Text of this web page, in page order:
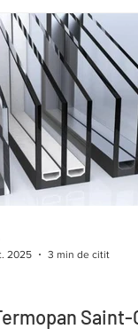
Saint-
2025
3 min de citit